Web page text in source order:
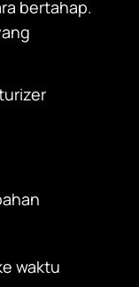
bertahap.
waktu